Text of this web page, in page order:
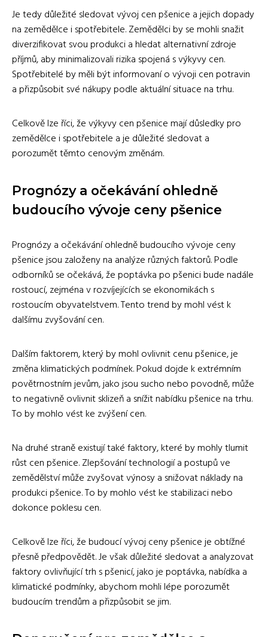
Je tedy důležité sledovat vývoj cen pšenice a jejich dopady
na zemědělce i spotřebitele. Zemědělci by se mohli snažit
diverzifikovat svou produkci a hledat alternativní zdroje
příjmů, aby minimalizovali rizika spojená s výkyvy cen.
Spotřebitelé by měli být informovaní o vývoji cen potravin
a přizpůsobit své nákupy podle aktuální situace na trhu.
Celkově lze říci, že výkyvy cen pšenice mají důsledky pro
zemědělce i spotřebitele a je důležité sledovat a
porozumět těmto cenovým změnám.
Prognózy a očekávání ohledně
budoucího vývoje ceny pšenice
Prognózy a očekávání ohledně budoucího vývoje ceny
pšenice jsou založeny na analýze různých faktorů. Podle
odborníků se očekává, že poptávka po pšenici bude nadále
rostoucí, zejména v rozvíjejících se ekonomikách s
rostoucím obyvatelstvem. Tento trend by mohl vést k
dalšímu zvyšování cen.
Dalším faktorem, který by mohl ovlivnit cenu pšenice, je
změna klimatických podmínek. Pokud dojde k extrémním
povětrnostním jevům, jako jsou sucho nebo povodně, může
to negativně ovlivnit sklizeň a snížit nabídku pšenice na trhu.
To by mohlo vést ke zvýšení cen.
Na druhé straně existují také faktory, které by mohly tlumit
růst cen pšenice. Zlepšování technologií a postupů ve
zemědělství může zvyšovat výnosy a snižovat náklady na
produkci pšenice. To by mohlo vést ke stabilizaci nebo
dokonce poklesu cen.
Celkově lze říci, že budoucí vývoj ceny pšenice je obtížné
přesně předpovědět. Je však důležité sledovat a analyzovat
faktory ovlivňující trh s pšenicí, jako je poptávka, nabídka a
klimatické podmínky, abychom mohli lépe porozumět
budoucím trendům a přizpůsobit se jim.